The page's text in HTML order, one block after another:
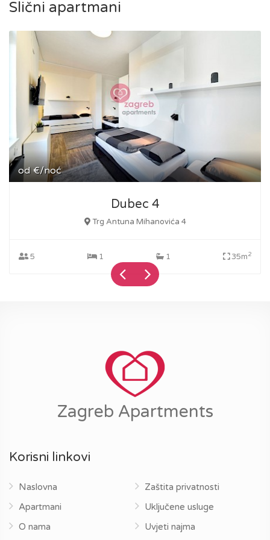
Slični apartmani
od €/noć
Dubec 4
Trg Antuna Mihanovića 4
5 1 1 35m2
Zagreb Apartments
Korisni linkovi
Naslovna
Apartmani
O nama
Zaštita privatnosti
Uključene usluge
Uvjeti najma